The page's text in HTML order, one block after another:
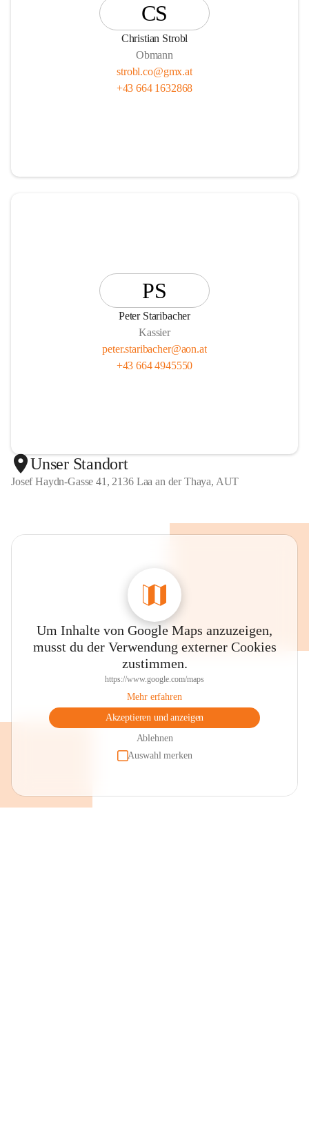
CS
Christian Strobl
Obmann
strobl.co@gmx.at
+43 664 1632868
PS
Peter Staribacher
Kassier
peter.staribacher@aon.at
+43 664 4945550
Unser Standort
Josef Haydn-Gasse 41, 2136 Laa an der Thaya, AUT
Um Inhalte von Google Maps anzuzeigen,
musst du der Verwendung externer Cookies
zustimmen.
https://www.google.com/maps
Mehr erfahren
Akzeptieren und anzeigen
Ablehnen
Auswahl merken